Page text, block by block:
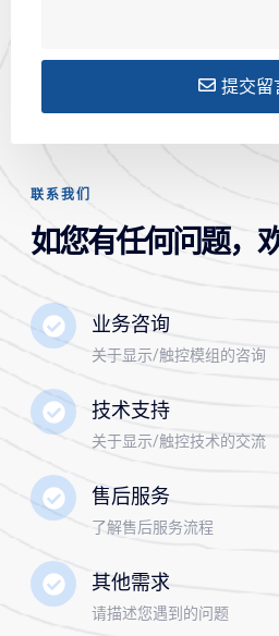
提交留
联系我们
如您有任何问题，
业务咨询
关于显示/触控模组的咨询
技术支持
关于显示/触控技术的交流
售后服务
了解售后服务流程
其他需求
请描述您遇到的问题